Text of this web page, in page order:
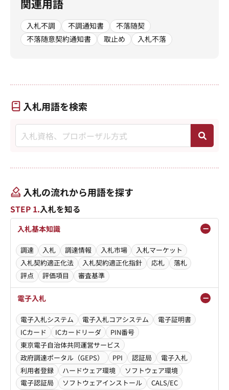
関連用語
入札不調 不調通知書
不落随契
不落随意契約通知書
取止め 入札不落
入札用語を検索
入札の流れから用語を探す
STEP 1.入札を知る
入札基本知識
調達 入札 調達情報 入札市場
入札マーケット
入札契約適正化法
入札契約適正化指針 応札
落札
評点
評価項目 審査基準
電子入札
電子入札システム 電子入札コアシステム
電子証明書
ICカード
ICカードリーダ
PIN番号
東京電子自治体共同運営サービス
政府調達ポータル（GEPS）
PPI 認証局
電子入札
利用者登録
ハードウェア環境
ソフトウェア環境
電子認証局
ソフトウェアインストール
CALS/EC